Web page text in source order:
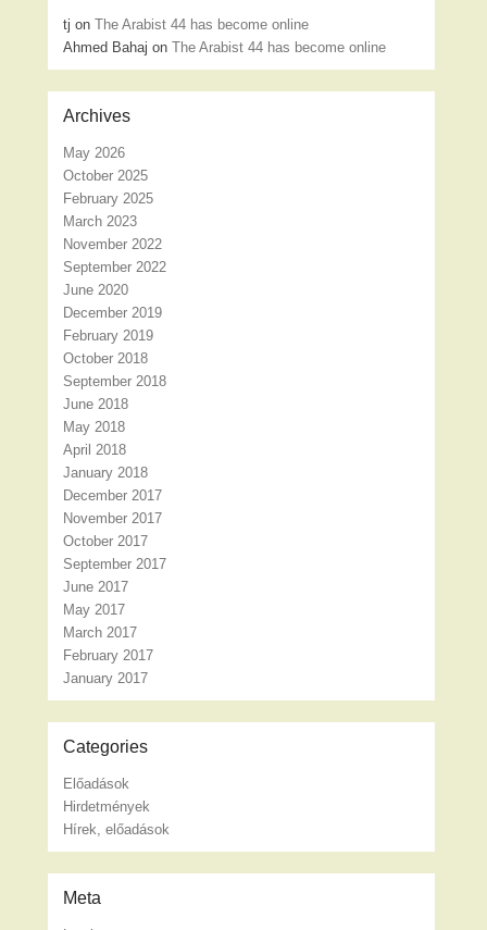
tj onThe Arabist 44 has become online
Ahmed Bahaj onThe Arabist 44 has become online
Archives
May 2026
October 2025
February 2025
March 2023
November 2022
September 2022
June 2020
December 2019
February 2019
October 2018
September 2018
June 2018
May 2018
April 2018
January 2018
December 2017
November 2017
October 2017
September 2017
June 2017
May 2017
March 2017
February 2017
January 2017
Categories
Előadások
Hirdetmények
Hírek, előadások
Meta